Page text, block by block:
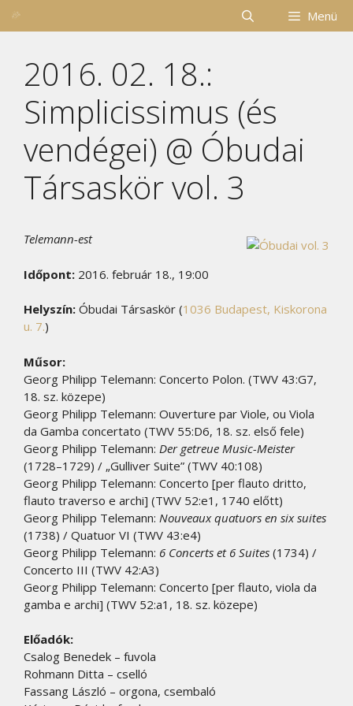
Kilépés
Menü
2016. 02. 18.:
Simplicissimus (és
vendégei) @ Óbudai
Társaskör vol. 3
Telemann-est
Időpont: 2016. február 18., 19:00
Helyszín: Óbudai Társaskör (1036 Budapest, Kiskorona
u. 7.)
Műsor:
Georg Philipp Telemann: Concerto Polon. (TWV 43:G7,
18. sz. közepe)
Georg Philipp Telemann: Ouverture par Viole, ou Viola
da Gamba concertato (TWV 55:D6, 18. sz. első fele)
Georg Philipp Telemann: Der getreue Music-Meister
(1728–1729) / „Gulliver Suite” (TWV 40:108)
Georg Philipp Telemann: Concerto [per flauto dritto,
flauto traverso e archi] (TWV 52:e1, 1740 előtt)
Georg Philipp Telemann: Nouveaux quatuors en six suites
(1738) / Quatuor VI (TWV 43:e4)
Georg Philipp Telemann: 6 Concerts et 6 Suites (1734) /
Concerto III (TWV 42:A3)
Georg Philipp Telemann: Concerto [per flauto, viola da
gamba e archi] (TWV 52:a1, 18. sz. közepe)
Előadók:
Csalog Benedek – fuvola
Rohmann Ditta – cselló
Fassang László – orgona, csembaló